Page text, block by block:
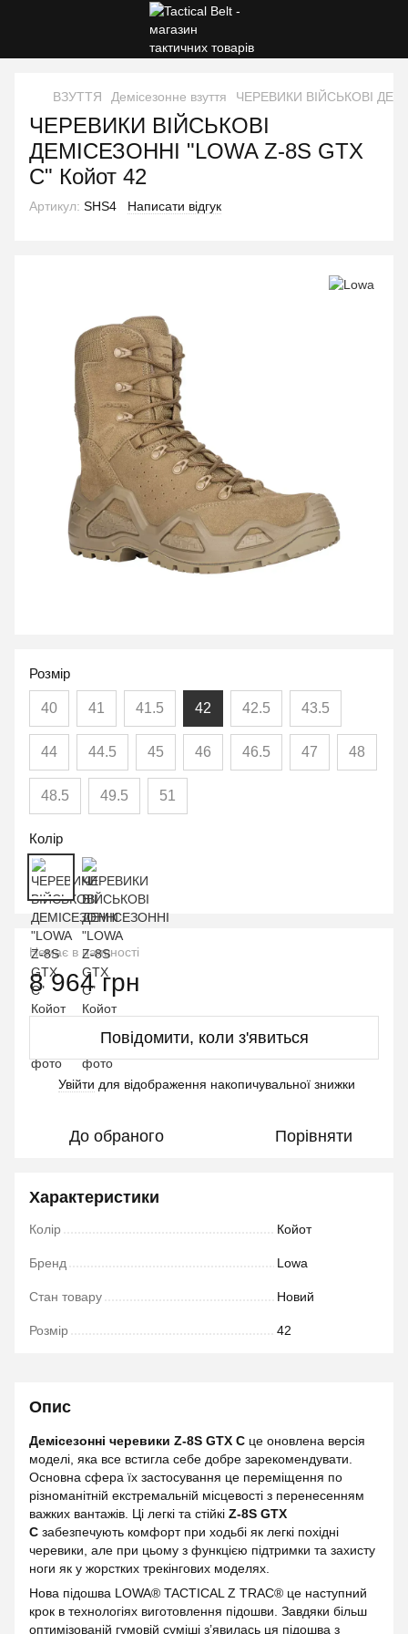
ВЗУТТЯ Демісезонне взуття ЧЕРЕВИКИ ВІЙСЬКОВІ
ЧЕРЕВИКИ ВІЙСЬКОВІ
ДЕМІСЕЗОННІ "LOWA Z-8S GTX
C" Койот 42
Артикул: SHS4 Написати відгук
Розмір
40 41 41.5 42 42.5 43.5
44 44.5 45 46 46.5 47 48
48.5 49.5 51
Колір
Немає в наявності
8 964 грн
Повідомити, коли з'явиться
Увійти для відображення накопичувальної знижки
До обраного Порівняти
Характеристики
Колір Койот
Бренд Lowa
Стан товару Новий
Розмір 42
Опис
Демісезонні черевики Z-8S GTX C це оновлена версія
моделі, яка все встигла себе добре зарекомендувати.
Основна сфера їх застосування це переміщення по
різноманітній екстремальній місцевості з перенесенням
важких вантажів. Ці легкі та стійкі Z-8S GTX
C забезпечують комфорт при ходьбі як легкі похідні
черевики, але при цьому з функцією підтримки та захисту
ноги як у жорстких трекінгових моделях.
Нова підошва LOWA® TACTICAL Z TRAC® це наступний
крок в технологіях виготовлення підошви. Завдяки більш
оптимізованій гумовій суміші з’явилась ця підошва з